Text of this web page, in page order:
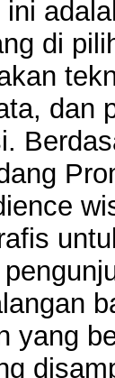
ini
di
dan
yang